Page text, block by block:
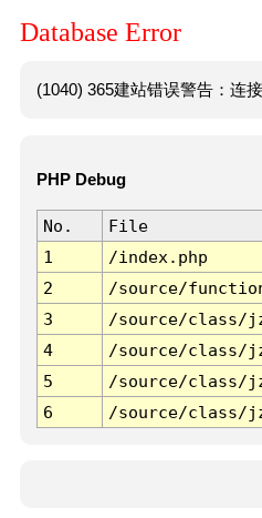
Database Error
(1040) 365建站错误警告：连
PHP Debug
No. File
1
/index.php
2
/source/
3
/source/class/
4
/source/class/
5
/source/class/
6
/source/class/